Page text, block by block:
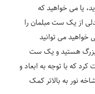
یا می خواهید که
از یک ست مبلمان را
خواهید می توانید
بزرگ هستید و یک ست
که با توجه به ابعاد و
های مبلمان مورد نظر باید از ۳ شاخه نور به بالاتر کمک